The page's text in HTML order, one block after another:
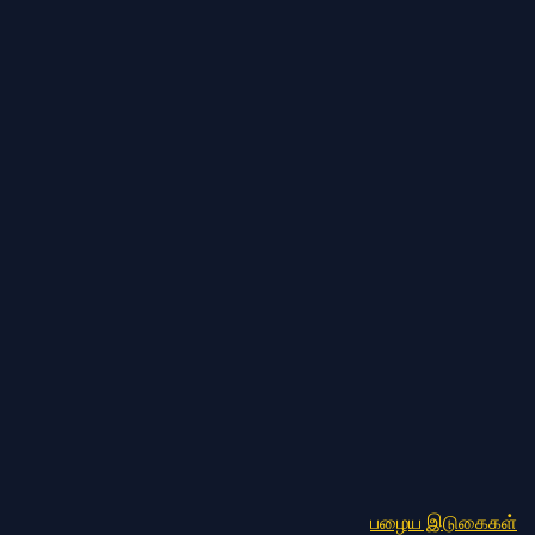
பழைய இடுகைகள்